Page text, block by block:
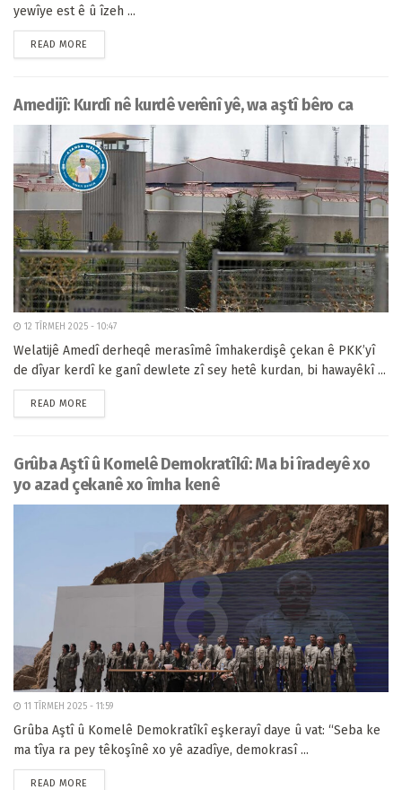
yewîye est ê û îzeh ...
READ MORE
Amedijî: Kurdî nê kurdê verênî yê, wa aştî bêro ca
12 TÎRMEH 2025 - 10:47
Welatijê Amedî derheqê merasîmê îmhakerdişê çekan ê PKK’yî
de dîyar kerdî ke ganî dewlete zî sey hetê kurdan, bi hawayêkî ...
READ MORE
Grûba Aştî û Komelê Demokratîkî: Ma bi îradeyê xo
yo azad çekanê xo îmha kenê
11 TÎRMEH 2025 - 11:59
Grûba Aştî û Komelê Demokratîkî eşkerayî daye û vat: “Seba ke
ma tîya ra pey têkoşînê xo yê azadîye, demokrasî ...
READ MORE